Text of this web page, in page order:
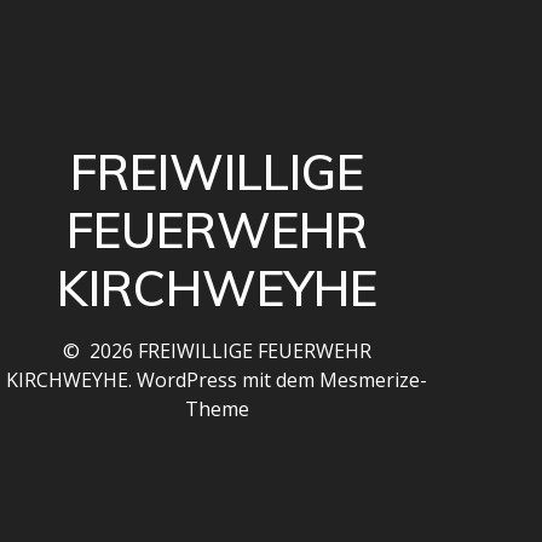
FREIWILLIGE
FEUERWEHR
KIRCHWEYHE
© 2026 FREIWILLIGE FEUERWEHR
KIRCHWEYHE. WordPress mit dem Mesmerize-
Theme